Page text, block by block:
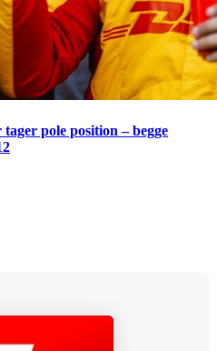
pole position – begge